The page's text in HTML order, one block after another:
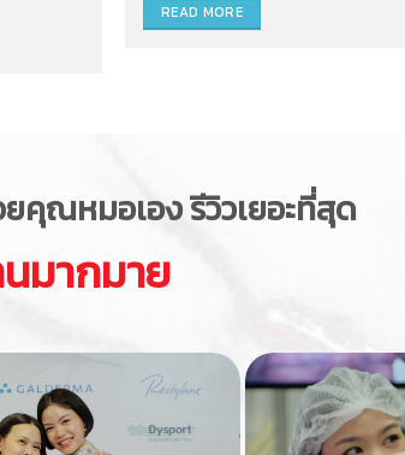
READ MORE
ณหมอเอง รีวิวเยอะที่สุด
มากมาย